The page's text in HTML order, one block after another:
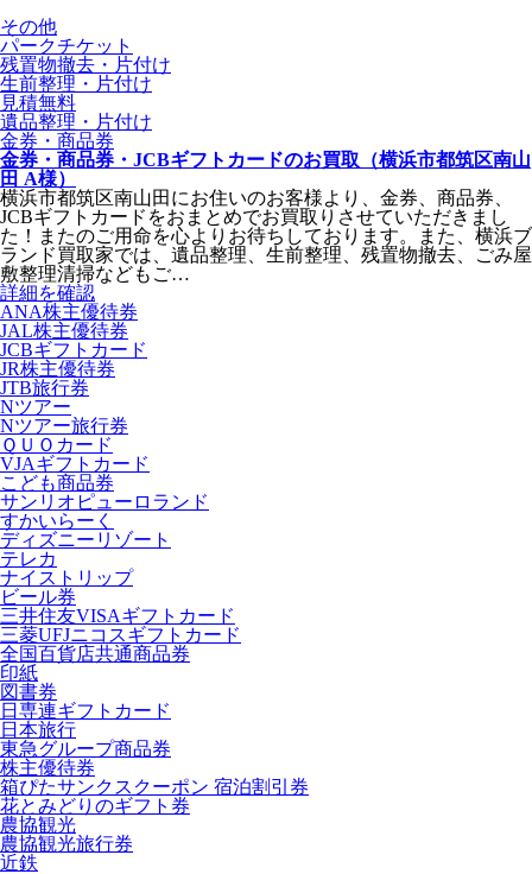
その他
パークチケット
残置物撤去・片付け
生前整理・片付け
見積無料
遺品整理・片付け
金券・商品券
金券・商品券・JCBギフトカードのお買取（横浜市都筑区南山
田 A様）
横浜市都筑区南山田にお住いのお客様より、金券、商品券、
JCBギフトカードをおまとめでお買取りさせていただきまし
た！またのご用命を心よりお待ちしております。また、横浜ブ
ランド買取家では、遺品整理、生前整理、残置物撤去、ごみ屋
敷整理清掃などもご…
詳細を確認
ANA株主優待券
JAL株主優待券
JCBギフトカード
JR株主優待券
JTB旅行券
Nツアー
Nツアー旅行券
ＱＵＯカード
VJAギフトカード
こども商品券
サンリオピューロランド
すかいらーく
ディズニーリゾート
テレカ
ナイストリップ
ビール券
三井住友VISAギフトカード
三菱UFJニコスギフトカード
全国百貨店共通商品券
印紙
図書券
日専連ギフトカード
日本旅行
東急グループ商品券
株主優待券
箱ぴたサンクスクーポン 宿泊割引券
花とみどりのギフト券
農協観光
農協観光旅行券
近鉄